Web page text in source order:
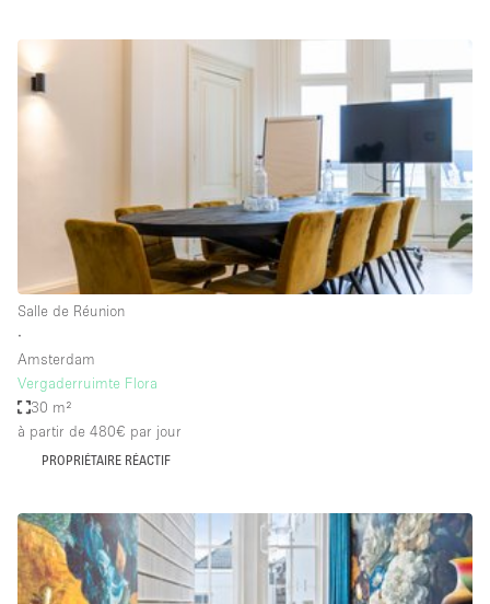
Container
Entrepôt / Espace Stockage / Box
Espace Atypique / Unique
Espace Publicitaire
Espace Événementiel
Galerie d'art
Lobby / Accueil
Maison / Villa / Hôtel Particulier
Restaurant / Bar / Café
Salle de Réunion
∙
Amsterdam
Vergaderruimte Flora
30 m²
à partir de 480€ par jour
PROPRIÉTAIRE RÉACTIF